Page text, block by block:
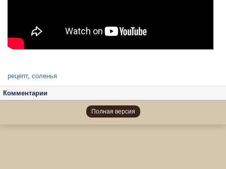
рецепт, соленья
Комментарии
Полная версия